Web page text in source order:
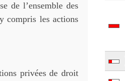
de l’ensemble des
compris les actions
privées de droit